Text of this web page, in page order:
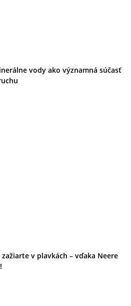
vody ako významná súčasť
v plavkách – vďaka Neere